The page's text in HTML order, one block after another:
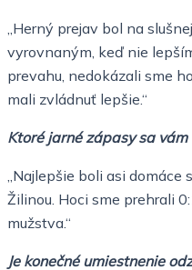
„Herný prejav bol na
vyrovnaným, keď nie
prevahu, nedokázali sme
mali zvládnuť lepšie.“
Ktoré jarné zápasy sa
„Najlepšie boli asi
Žilinou. Hoci sme prehrali
mužstva.“
Je konečné umiestnenie